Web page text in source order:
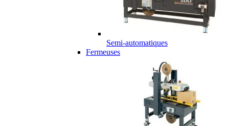
Semi-automatiques
Fermeuses